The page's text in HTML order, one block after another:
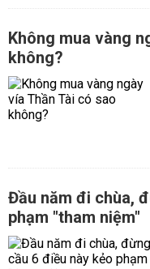
Không mua vàng
không?
Đầu năm đi chùa,
phạm "tham niệm"